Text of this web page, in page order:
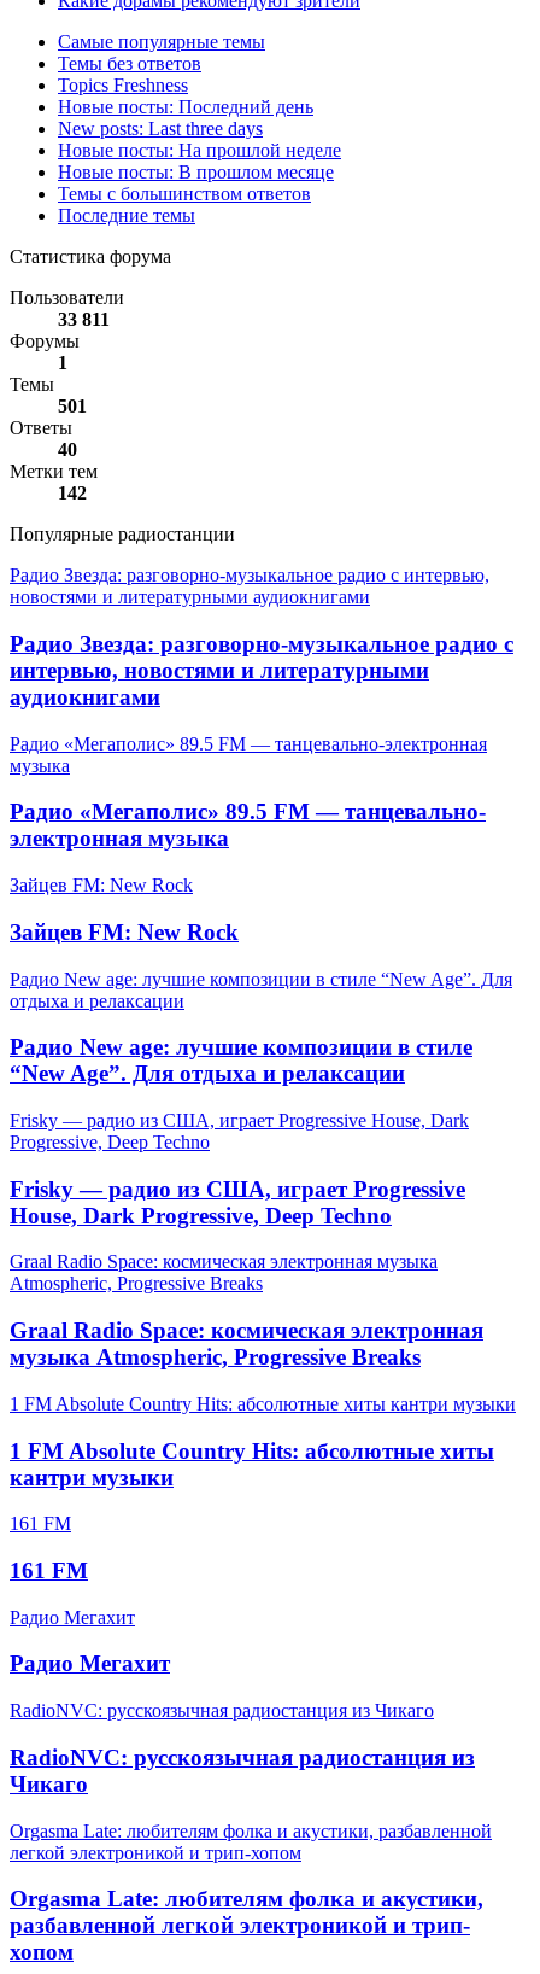
Самые популярные темы
Темы без ответов
Topics Freshness
Новые посты: Последний день
New posts: Last three days
Новые посты: На прошлой неделе
Новые посты: В прошлом месяце
Темы с большинством ответов
Последние темы
Статистика форума
Пользователи
33 811
Форумы
1
Темы
501
Ответы
40
Метки тем
142
Популярные радиостанции
Радио Звезда: разговорно-музыкальное радио с интервью,
новостями и литературными аудиокнигами
Радио Звезда: разговорно-музыкальное радио с
интервью, новостями и литературными
аудиокнигами
Радио «Мегаполис» 89.5 FM — танцевально-электронная
музыка
Радио «Мегаполис» 89.5 FM — танцевально-
электронная музыка
Зайцев FM: New Rock
Зайцев FM: New Rock
Радио New age: лучшие композиции в стиле “New Age”. Для
отдыха и релаксации
Радио New age: лучшие композиции в стиле
“New Age”. Для отдыха и релаксации
Frisky — радио из США, играет Progressive House, Dark
Progressive, Deep Techno
Frisky — радио из США, играет Progressive
House, Dark Progressive, Deep Techno
Graal Radio Space: космическая электронная музыка
Atmospheric, Progressive Breaks
Graal Radio Space: космическая электронная
музыка Atmospheric, Progressive Breaks
1 FM Absolute Country Hits: абсолютные хиты кантри музыки
1 FM Absolute Country Hits: абсолютные хиты
кантри музыки
161 FM
161 FM
Радио Мегахит
Радио Мегахит
RadioNVC: русскоязычная радиостанция из Чикаго
RadioNVC: русскоязычная радиостанция из
Чикаго
Orgasma Late: любителям фолка и акустики, разбавленной
легкой электроникой и трип-хопом
Orgasma Late: любителям фолка и акустики,
разбавленной легкой электроникой и трип-
хопом